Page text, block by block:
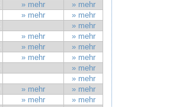
» mehr
» mehr
» mehr
» mehr
» mehr
» mehr
» mehr
» mehr
» mehr
» mehr
» mehr
» mehr
» mehr
» mehr
» mehr
» mehr
» mehr